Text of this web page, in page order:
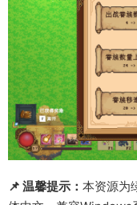
📌 温馨提示： 本资源为